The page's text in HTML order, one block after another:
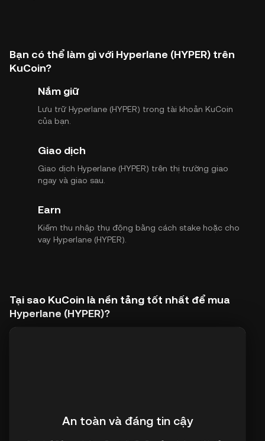
Bạn có thể làm gì với Hyperlane (HYPER) trên
KuCoin?
Nắm giữ
Lưu trữ Hyperlane (HYPER) trong tài khoản KuCoin
của bạn.
Giao dịch
Giao dịch Hyperlane (HYPER) trên thị trường giao
ngay và giao sau.
Earn
Kiếm thu nhập thụ động bằng cách stake hoặc cho
vay Hyperlane (HYPER).
Tại sao KuCoin là nền tảng tốt nhất để mua
Hyperlane (HYPER)?
An toàn và đáng tin cậy